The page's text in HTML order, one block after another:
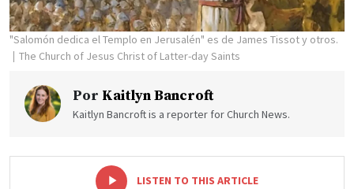
"Salomón dedica el Templo en Jerusalén" es de James Tissot y otros.
The Church of Jesus Christ of Latter-day Saints
Por Kaitlyn Bancroft
Kaitlyn Bancroft is a reporter for Church News.
LISTEN TO THIS ARTICLE